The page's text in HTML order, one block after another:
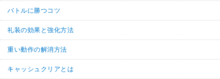
バトルに勝つコツ
礼装の効果と強化方法
重い動作の解消方法
キャッシュクリアとは